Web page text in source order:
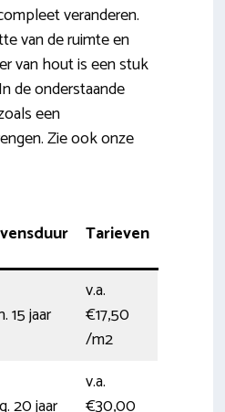
veranderen.
van de ruimte en
van hout is een stuk
de onderstaande
een
Zie ook onze
Tarieven
15 jaar
v.a.
€17,50
/m2
20 jaar
v.a.
€30,00